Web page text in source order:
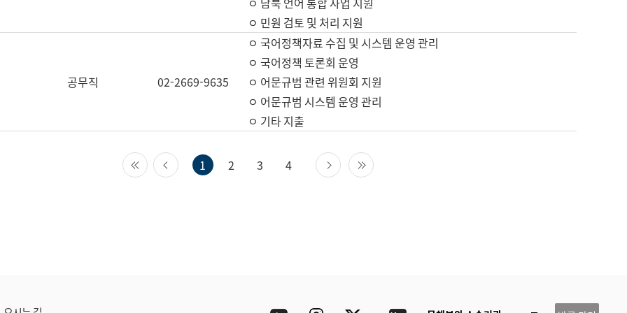
ㅇ 민원 검토 및 처리 지원
공무직 02-2669-9635
ㅇ 국어정책자료 수집 및 시스템 운영 관리
ㅇ 국어정책 토론회 운영
ㅇ 어문규범 관련 위원회 지원
ㅇ 어문규범 시스템 운영 관리
ㅇ 기타 지출
첫 페이지이전 페이지
1 2 3 4 다음 페이지마지막 페이지